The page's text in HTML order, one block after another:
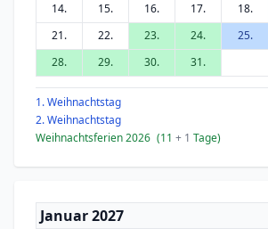
14.
15. 16. 17. 18.
21.
22. 23. 24. 25.
28.
29. 30. 31.
1. Weihnachtstag
2. Weihnachtstag
Weihnachtsferien 2026 (11 + 1 Tage)
Januar 2027